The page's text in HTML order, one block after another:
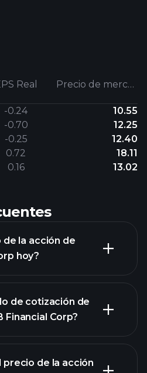
Real Precio de mercado
-0.24
10.55
-0.70
12.25
-0.25
12.40
0.72
18.11
0.16 13.02
de la acción de
hoy?
de cotización de
Financial Corp?
precio de la acción